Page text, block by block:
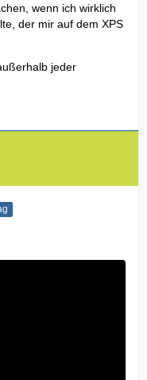
wenn ich wirklich
der mir auf dem XPS
jeder